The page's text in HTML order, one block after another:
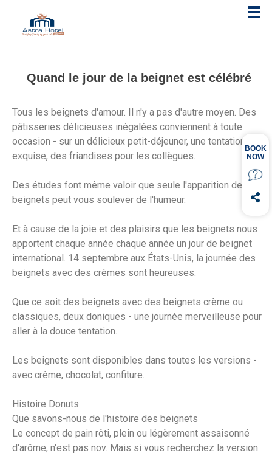
Quand le jour de la beignet est célébré
Tous les beignets d'amour. Il n'y a pas d'autre moyen. Des
pâtisseries délicieuses inégalées conviennent à toute
occasion - sur un délicieux petit-déjeuner, une tentation
exquise, des friandises pour les collègues.
Des études font même valoir que seule l'apparition des
beignets peut vous soulever de l'humeur.
Et à cause de la joie et des plaisirs que les beignets nous
apportent chaque année chaque année un jour de beignet
international. 14 septembre aux États-Unis, la journée des
beignets avec des crèmes sont heureuses.
Que ce soit des beignets avec des beignets crème ou
classiques, deux doniques - une journée merveilleuse pour
aller à la douce tentation.
Les beignets sont disponibles dans toutes les versions -
avec crème, chocolat, confiture.
Histoire Donuts
Que savons-nous de l'histoire des beignets
Le concept de pain rôti, plein ou légèrement assaisonné
d'arôme, n'est pas nov. Mais si vous recherchez la version